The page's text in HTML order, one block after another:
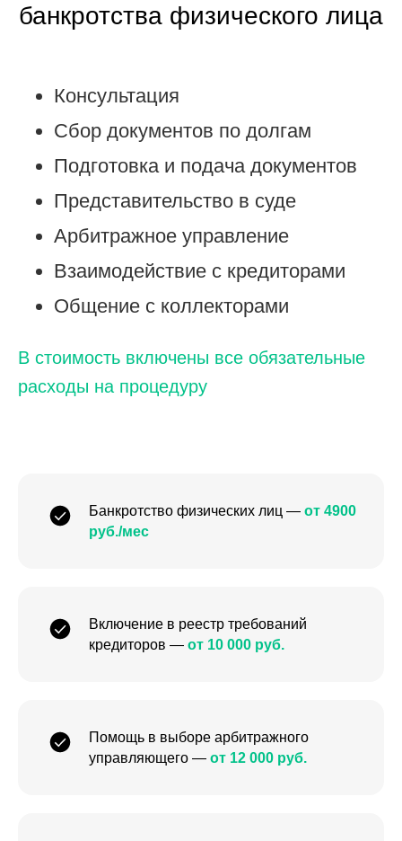
банкротства физического лица
Консультация
Сбор документов по долгам
Подготовка и подача документов
Представительство в суде
Арбитражное управление
Взаимодействие с кредиторами
Общение с коллекторами
В стоимость включены все обязательные
расходы на процедуру
Банкротство физических лиц — от 4900
руб./мес
Включение в реестр требований
кредиторов — от 10 000 руб.
Помощь в выборе арбитражного
управляющего — от 12 000 руб.